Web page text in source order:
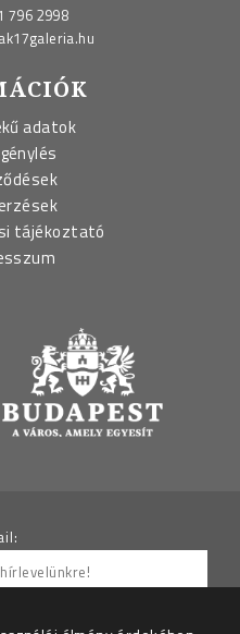
796 2998
adatok
tájékoztató